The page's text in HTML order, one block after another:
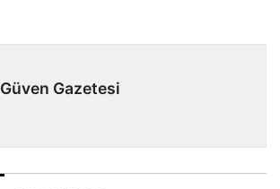
Güven Gazetesi